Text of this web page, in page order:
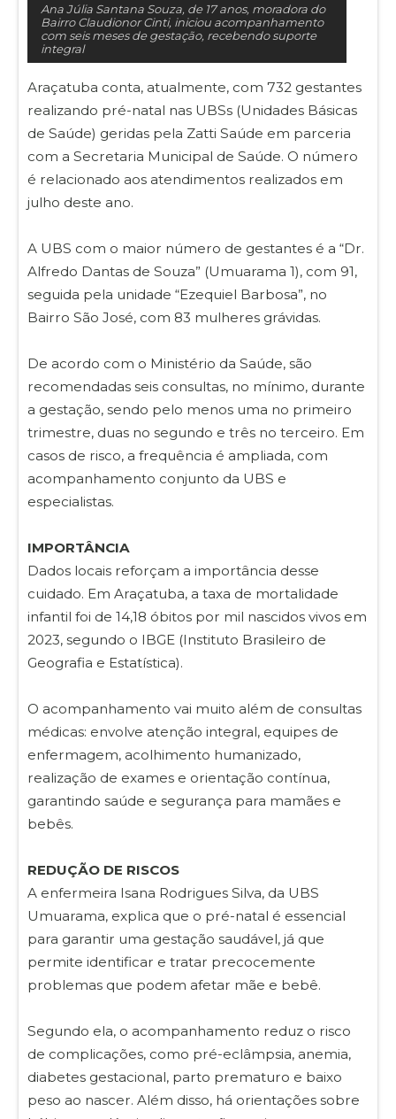
Ana Júlia Santana Souza, de 17 anos, moradora do
Bairro Claudionor Cinti, iniciou acompanhamento
com seis meses de gestação, recebendo suporte
integral
Araçatuba conta, atualmente, com 732 gestantes
realizando pré-natal nas UBSs (Unidades Básicas
de Saúde) geridas pela Zatti Saúde em parceria
com a Secretaria Municipal de Saúde. O número
é relacionado aos atendimentos realizados em
julho deste ano.
A UBS com o maior número de gestantes é a “Dr.
Alfredo Dantas de Souza” (Umuarama 1), com 91,
seguida pela unidade “Ezequiel Barbosa”, no
Bairro São José, com 83 mulheres grávidas.
De acordo com o Ministério da Saúde, são
recomendadas seis consultas, no mínimo, durante
a gestação, sendo pelo menos uma no primeiro
trimestre, duas no segundo e três no terceiro. Em
casos de risco, a frequência é ampliada, com
acompanhamento conjunto da UBS e
especialistas.
IMPORTÂNCIA
Dados locais reforçam a importância desse
cuidado. Em Araçatuba, a taxa de mortalidade
infantil foi de 14,18 óbitos por mil nascidos vivos em
2023, segundo o IBGE (Instituto Brasileiro de
Geografia e Estatística).
O acompanhamento vai muito além de consultas
médicas: envolve atenção integral, equipes de
enfermagem, acolhimento humanizado,
realização de exames e orientação contínua,
garantindo saúde e segurança para mamães e
bebês.
REDUÇÃO DE RISCOS
A enfermeira Isana Rodrigues Silva, da UBS
Umuarama, explica que o pré-natal é essencial
para garantir uma gestação saudável, já que
permite identificar e tratar precocemente
problemas que podem afetar mãe e bebê.
Segundo ela, o acompanhamento reduz o risco
de complicações, como pré-eclâmpsia, anemia,
diabetes gestacional, parto prematuro e baixo
peso ao nascer. Além disso, há orientações sobre